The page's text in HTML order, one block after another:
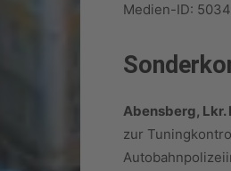
Medien-ID:
Abensberg, Lkr.
zur